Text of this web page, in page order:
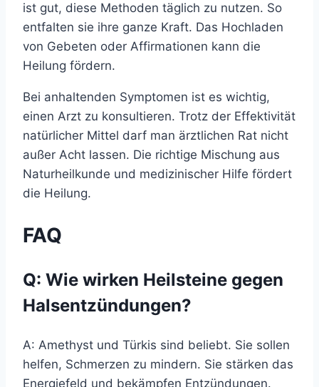
ist gut, diese Methoden täglich zu nutzen. So
entfalten sie ihre ganze Kraft. Das Hochladen
von Gebeten oder Affirmationen kann die
Heilung fördern.
Bei anhaltenden Symptomen ist es wichtig,
einen Arzt zu konsultieren. Trotz der Effektivität
natürlicher Mittel darf man ärztlichen Rat nicht
außer Acht lassen. Die richtige Mischung aus
Naturheilkunde und medizinischer Hilfe fördert
die Heilung.
FAQ
Q: Wie wirken Heilsteine gegen
Halsentzündungen?
A: Amethyst und Türkis sind beliebt. Sie sollen
helfen, Schmerzen zu mindern. Sie stärken das
Energiefeld und bekämpfen Entzündungen.